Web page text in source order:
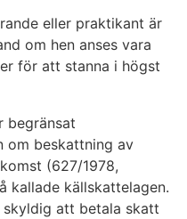
eller praktikant är
om hen anses vara
för att stanna i högst
begränsat
om beskattning av
(627/1978,
kallade källskattelagen.
att betala skatt